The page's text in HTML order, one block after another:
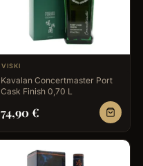
VISKI
Kavalan Concertmaster Port
Cask Finish 0,70 L
74,90€